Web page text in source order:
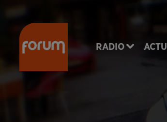
RADIO ACTU